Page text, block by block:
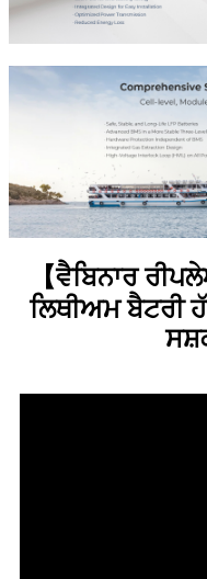
【ਵੈਬਿਨਾਰ
ਲਿਥੀਅਮ ਬੈਟਰੀ